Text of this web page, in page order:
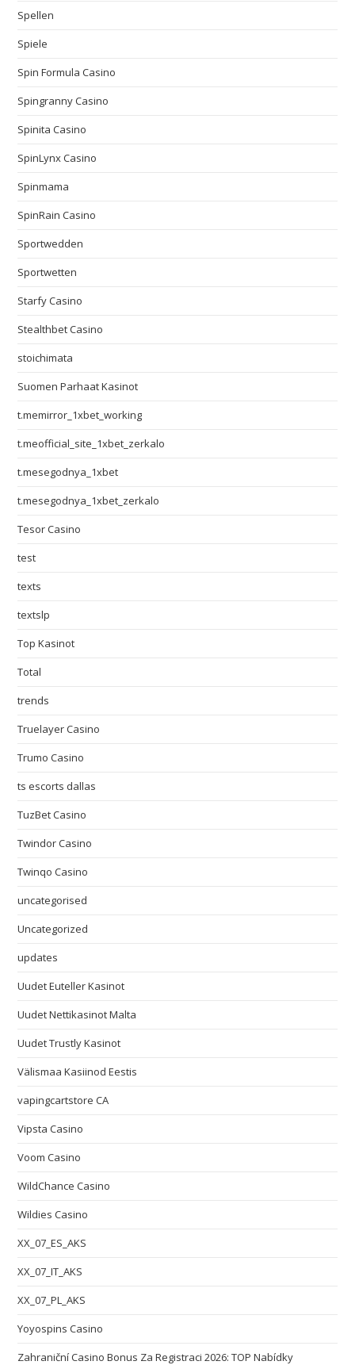
Spellen
Spiele
Spin Formula Casino
Spingranny Casino
Spinita Casino
SpinLynx Casino
Spinmama
SpinRain Casino
Sportwedden
Sportwetten
Starfy Casino
Stealthbet Casino
stoichimata
Suomen Parhaat Kasinot
t.memirror_1xbet_working
t.meofficial_site_1xbet_zerkalo
t.mesegodnya_1xbet
t.mesegodnya_1xbet_zerkalo
Tesor Casino
test
texts
textslp
Top Kasinot
Total
trends
Truelayer Casino
Trumo Casino
ts escorts dallas
TuzBet Casino
Twindor Casino
Twinqo Casino
uncategorised
Uncategorized
updates
Uudet Euteller Kasinot
Uudet Nettikasinot Malta
Uudet Trustly Kasinot
Välismaa Kasiinod Eestis
vapingcartstore CA
Vipsta Casino
Voom Casino
WildChance Casino
Wildies Casino
XX_07_ES_AKS
XX_07_IT_AKS
XX_07_PL_AKS
Yoyospins Casino
Zahraniční Casino Bonus Za Registraci 2026: TOP Nabídky